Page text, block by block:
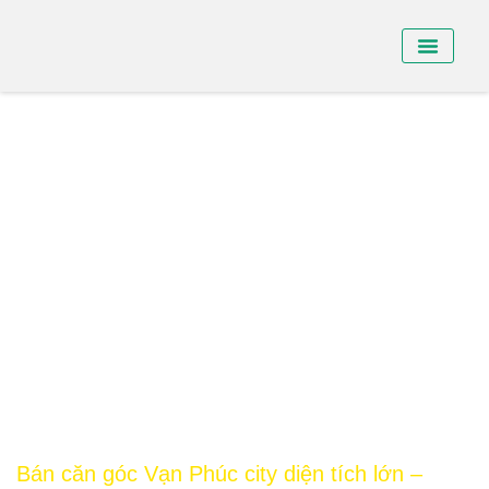
Bán căn góc Vạn Phúc city diện tích lớn –